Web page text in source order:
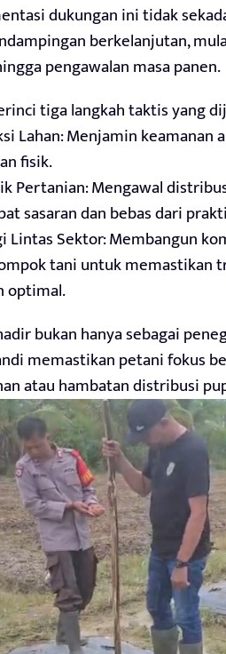
dukungan ini tidak
berkelanjutan,
pengawalan masa panen.
tiga langkah taktis yang
Lahan: Menjamin
fisik.
Pertanian: Mengawal
sasaran dan bebas dari
Lintas Sektor: Membangun
tani untuk memastikan
optimal.
bukan hanya sebagai
memastikan petani fokus
atau hambatan distribusi